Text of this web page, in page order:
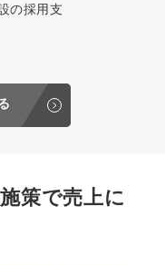
の採用支
策で売上に